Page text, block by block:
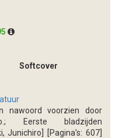
Softcover
nawoord voorzien door
Eerste bladzijden
Junichiro] [Pagina's: 607]